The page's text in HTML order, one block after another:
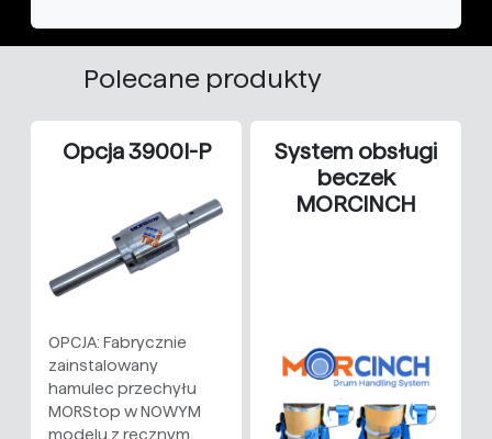
Polecane produkty
Opcja 3900I-P
OPCJA: Fabrycznie
zainstalowany
hamulec przechyłu
MORStop w NOWYM
modelu z ręcznym
System obsługi
beczek
MORCINCH